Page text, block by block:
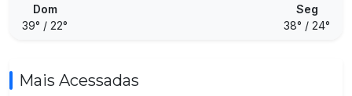
Dom
39° / 22°
Seg
38° / 24°
Mais Acessadas